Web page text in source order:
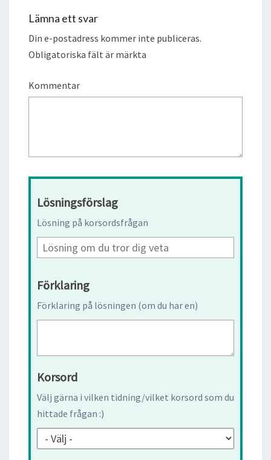
Lämna ett svar
Din e-postadress kommer inte publiceras.
Obligatoriska fält är märkta
Kommentar
Lösningsförslag
Lösning på korsordsfrågan
Förklaring
Förklaring på lösningen (om du har en)
Korsord
Välj gärna i vilken tidning/vilket korsord som du
hittade frågan :)